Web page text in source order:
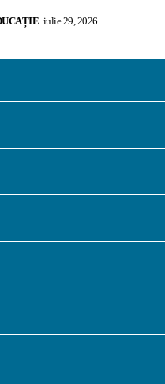
iulie 29, 2026